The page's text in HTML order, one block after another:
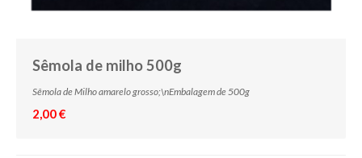
Sêmola de milho 500g
Sêmola de Milho amarelo grosso;\nEmbalagem de 500g
2,00 €